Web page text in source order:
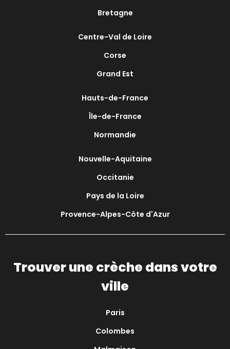
Bretagne
Centre-Val de Loire
Corse
Grand Est
Hauts-de-France
Île-de-France
Normandie
Nouvelle-Aquitaine
Occitanie
Pays de la Loire
Provence-Alpes-Côte d'Azur
Trouver une crèche dans votre
ville
Paris
Colombes